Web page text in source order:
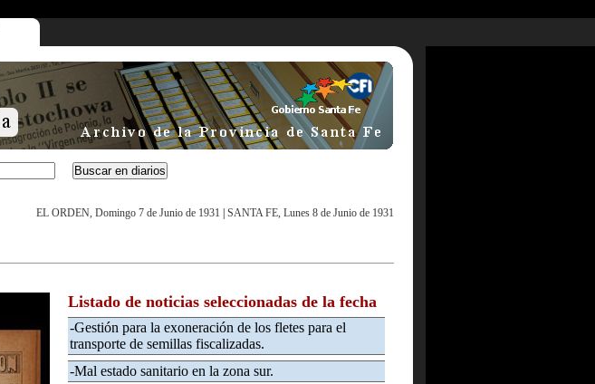
EL ORDEN, Domingo 7 de Junio de 1931 SANTA FE, Lunes 8 de Junio de 1931
Listado de noticias seleccionadas de la fecha
-Gestión para la exoneración de los fletes para el
transporte de semillas fiscalizadas.
-Mal estado sanitario en la zona sur.